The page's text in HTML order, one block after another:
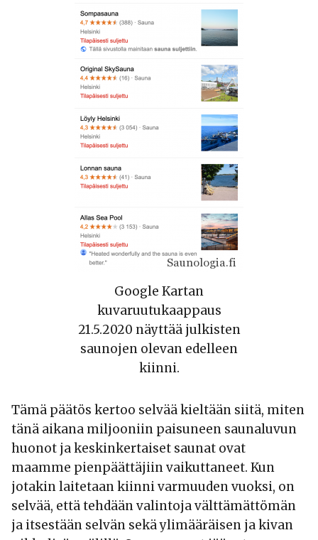
Google Kartan
kuvaruutukaappaus
21.5.2020 näyttää julkisten
saunojen olevan edelleen
kiinni.
Tämä päätös kertoo selvää kieltään siitä, miten
tänä aikana miljooniin paisuneen saunaluvun
huonot ja keskinkertaiset saunat ovat
maamme pienpäättäjiin vaikuttaneet. Kun
jotakin laitetaan kiinni varmuuden vuoksi, on
selvää, että tehdään valintoja välttämättömän
ja itsestään selvän sekä ylimääräisen ja kivan